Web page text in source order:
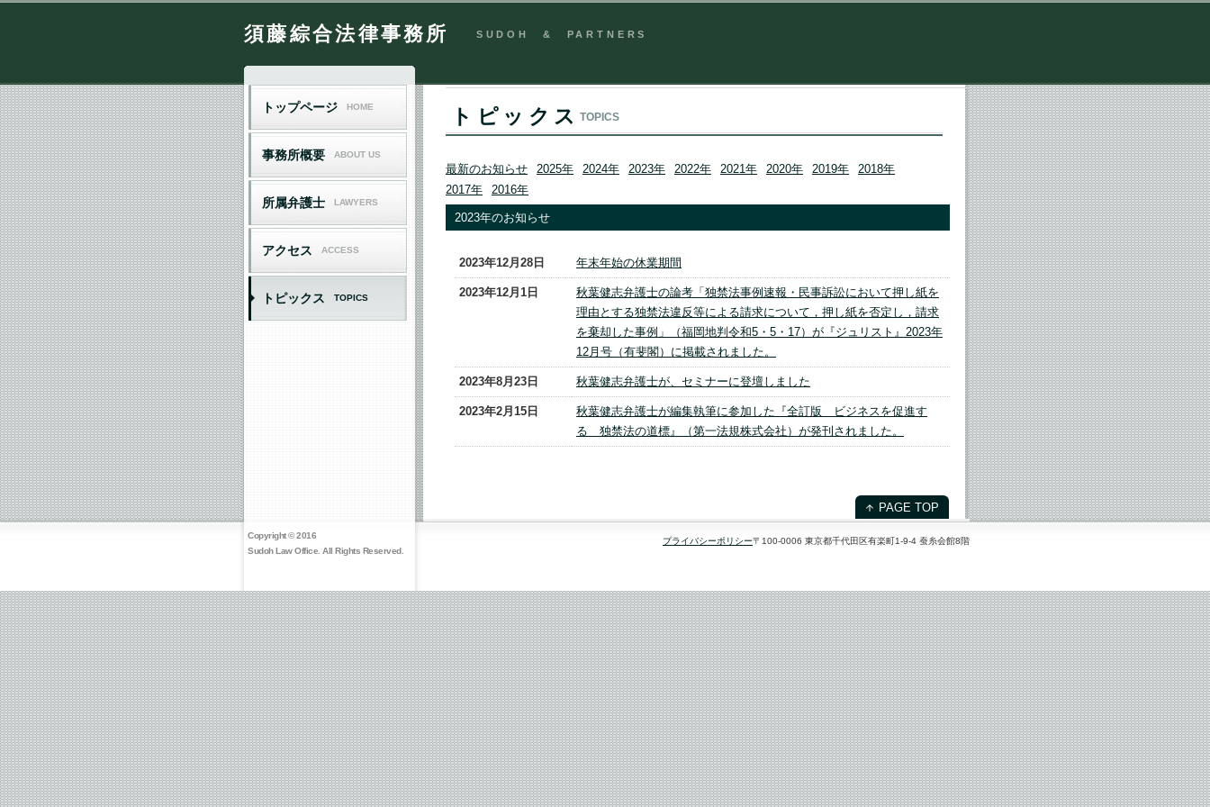
須藤綜合法律事務所
トップページ
事務所概要
所属弁護士
アクセス
トピックス
トピックス TOPICS
最新のお知らせ 2025年 2024年 2023年 2022年 2021年 2020年 2019年
2018年
2017年
2016年
2023年のお知らせ
2023年12月28日 年末年始の休業期間
2023年12月1日
秋葉健志弁護士の論考「独禁法事例速報・民事訴訟において押し紙を
理由とする独禁法違反等による請求について，押し紙を否定し，請求
を棄却した事例」（福岡地判令和5・5・17）が『ジュリスト』2023年
12月号（有斐閣）に掲載されました。
2023年8月23日 秋葉健志弁護士が、セミナーに登壇しました
2023年2月15日
秋葉健志弁護士が編集執筆に参加した『全訂版 ビジネスを促進す
る 独禁法の道標』（第一法規株式会社）が発刊されました。
PAGE TOP
プライバシーポリシー〒100-0006 東京都千代田区有楽町1-9-4 蚕糸会館8階
Copyright © 2016
Sudoh Law Office. All Rights Reserved.